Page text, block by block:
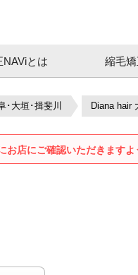
NAViとは 縮毛
･大垣･揖斐川 Diana hair
店にご確認いただきますよ